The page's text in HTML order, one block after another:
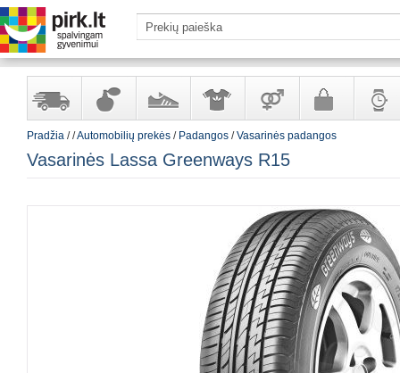
sandėlyje
ir
kosmetika
ir
aksesuarai
suaugusiems
Pradžia //Automobilių prekės / Padangos /Vasarinės padangos
Vasarinės Lassa Greenways R15